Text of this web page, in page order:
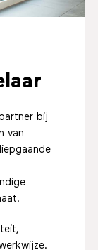
bij
van